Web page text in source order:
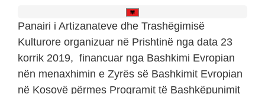
Panairi i Artizanateve dhe Trashëgimisë
Kulturore organizuar në Prishtinë nga data 23
korrik 2019, financuar nga Bashkimi Evropian
nën menaxhimin e Zyrës së Bashkimit Evropian
në Kosovë përmes Programit të Bashkëpunimit